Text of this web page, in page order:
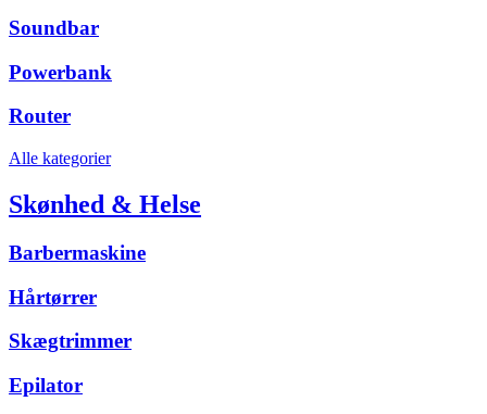
Soundbar
Powerbank
Router
Alle kategorier
Skønhed & Helse
Barbermaskine
Hårtørrer
Skægtrimmer
Epilator